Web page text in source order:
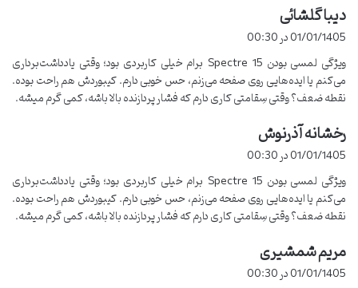
دیبا گلشائیف
:
01/01/1405 در 00:30
ویژگی لمسی بودن Spectre 15 برام خیلی کاربردی بود؛ وقتی یادداشت‌برداری
می‌کنم یا ایده‌هایی روی صفحه می‌زنم، حس خوبی دارم. کیبوردش هم راحت بوده.
نقطه ضعف؟ وقتی سِقامتی کاری دارم که فشار پردازنده بالا باشه، کمی گرم میشه.
رخشانه آذرنوشف
:
01/01/1405 در 00:30
ویژگی لمسی بودن Spectre 15 برام خیلی کاربردی بود؛ وقتی یادداشت‌برداری
می‌کنم یا ایده‌هایی روی صفحه می‌زنم، حس خوبی دارم. کیبوردش هم راحت بوده.
نقطه ضعف؟ وقتی سِقامتی کاری دارم که فشار پردازنده بالا باشه، کمی گرم میشه.
مریم شمشیریف
01/01/1405 در 00:30